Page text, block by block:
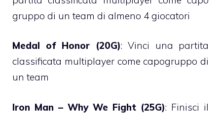
gruppo di un team di almeno 4 giocatori
Medal of Honor (20G): Vinci una partita
classificata multiplayer come capogruppo di
un team
Iron Man – Why We Fight (25G): Finisci il